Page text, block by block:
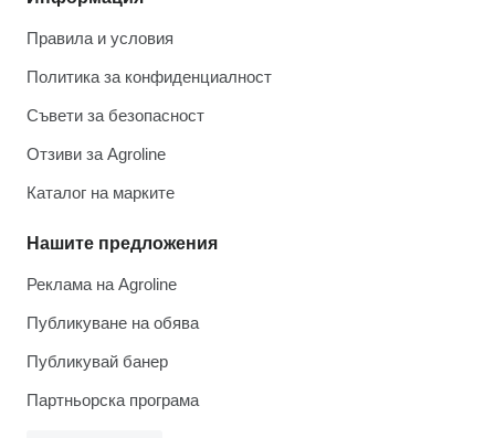
Правила и условия
Политика за конфиденциалност
Съвети за безопасност
Отзиви за Agroline
Каталог на марките
Нашите предложения
Реклама на Agroline
Публикуване на обява
Публикувай банер
Партньорска програма